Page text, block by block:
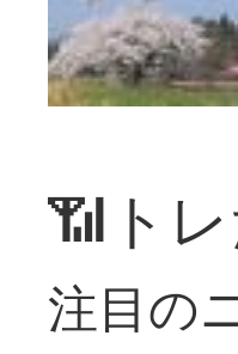
📶ト
注目の